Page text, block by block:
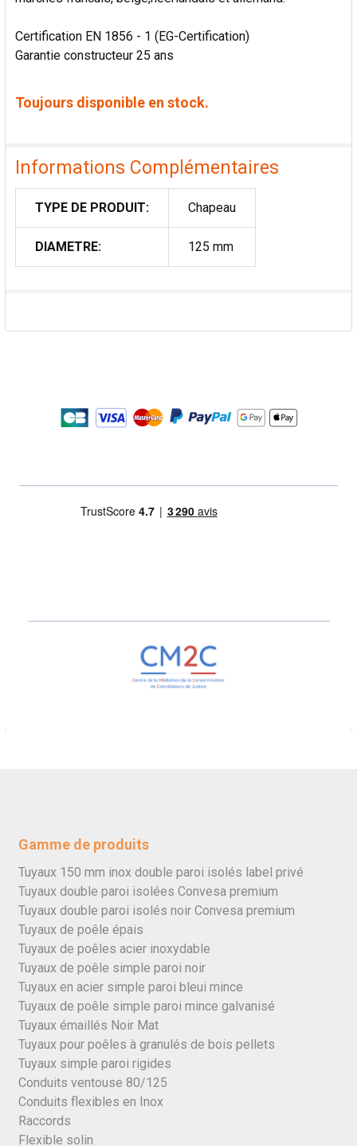
Certification EN 1856 - 1 (EG-Certification)
Garantie constructeur 25 ans
Toujours disponible en stock.
Informations Complémentaires
TYPE DE PRODUIT: Chapeau
DIAMETRE: 125 mm
Gamme de produits
Tuyaux 150 mm inox double paroi isolés label privé
Tuyaux double paroi isolées Convesa premium
Tuyaux double paroi isolés noir Convesa premium
Tuyaux de poêle épais
Tuyaux de poêles acier inoxydable
Tuyaux de poêle simple paroi noir
Tuyaux en acier simple paroi bleui mince
Tuyaux de poêle simple paroi mince galvanisé
Tuyaux émaillés Noir Mat
Tuyaux pour poêles à granulés de bois pellets
Tuyaux simple paroi rigides
Conduits ventouse 80/125
Conduits flexibles en Inox
Raccords
Flexible solin